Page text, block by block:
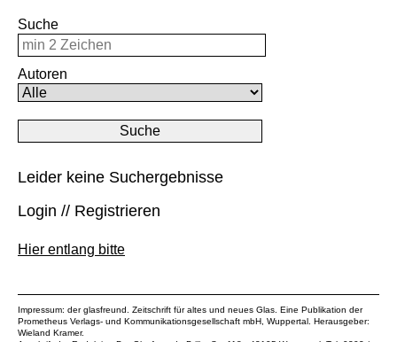
Suche
Autoren
Leider keine Suchergebnisse
Login // Registrieren
Hier entlang bitte
Impressum: der glasfreund. Zeitschrift für altes und neues Glas. Eine Publikation der
Prometheus Verlags- und Kommunikationsgesellschaft mbH , Wuppertal. Herausgeber:
Wieland Kramer.